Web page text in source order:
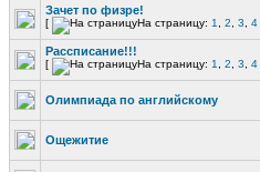
Зачет по физре!
[ На страницу: 1 2 3 4
Рассписание!!!
[ На страницу: 1 2 3 4
Олимпиада по английскому
Ощежитие